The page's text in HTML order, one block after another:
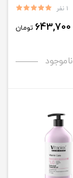
1 نفر
643,700 تومان
ناموجود